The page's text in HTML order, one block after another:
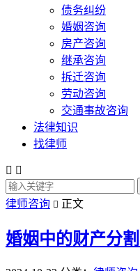
债务纠纷
婚姻咨询
房产咨询
继承咨询
拆迁咨询
劳动咨询
交通事故咨询
法律知识
找律师
 
律师咨询  正文
婚姻中的财产分割